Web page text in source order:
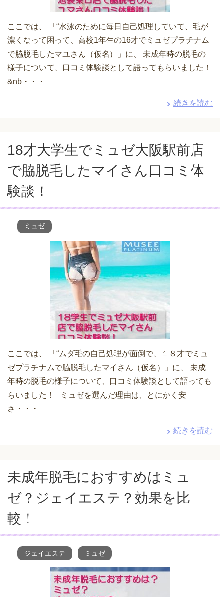
ここでは、 「“水泳のために毎日自己処理していて、毛が
濃くなって困って、高校1年生の16才でミュゼプラチナム
で脇脱毛したマユさん（仮名）」に、 未成年時の脱毛の
様子について、口コミ体験談として語ってもらいました！
&nb・・・
続きを読む
18才大学生でミュゼ大阪駅前店
で脇脱毛したマイさん口コミ体
験談！
ミュゼ
ここでは、 「“ムダ毛の自己処理が面倒で、１８才でミュ
ゼプラチナムで脇脱毛したマイさん（仮名）」に、 未成
年時の脱毛の様子について、口コミ体験談として語っても
らいました！ ミュゼを選んだ理由は、とにかく安
さ・・・
続きを読む
未成年脱毛におすすめはミュ
ゼ？ジェイエステ？効果を比
較！
ジェイエステ ミュゼ